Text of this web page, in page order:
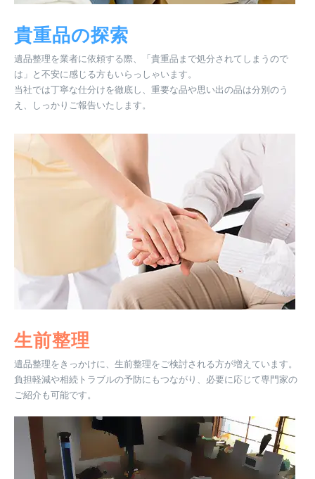
貴重品の探索
遺品整理を業者に依頼する際、「貴重品まで処分されてしまうので
は」と不安に感じる方もいらっしゃいます。
当社では丁寧な仕分けを徹底し、重要な品や思い出の品は分別のう
え、しっかりご報告いたします。
生前整理
遺品整理をきっかけに、生前整理をご検討される方が増えています。
負担軽減や相続トラブルの予防にもつながり、必要に応じて専門家の
ご紹介も可能です。